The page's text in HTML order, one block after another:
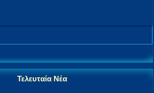
Τελευταία Νέα